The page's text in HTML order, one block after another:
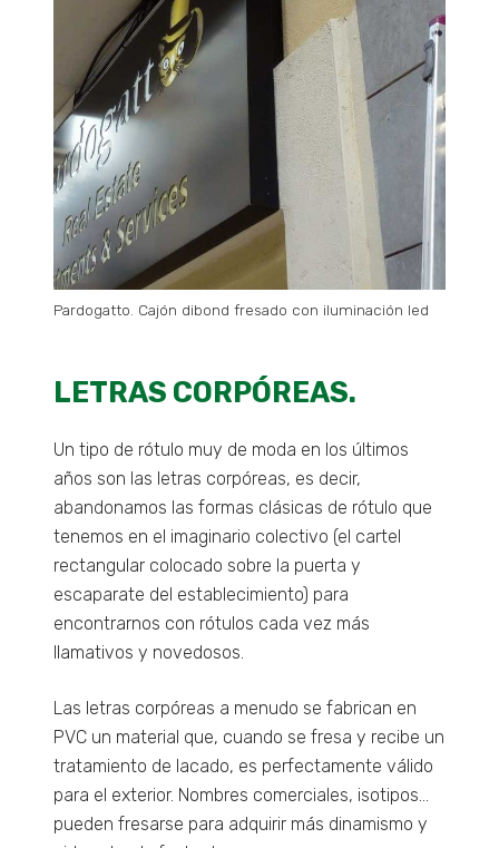
Pardogatto. Cajón dibond fresado con iluminación led
LETRAS CORPÓREAS.
Un tipo de rótulo muy de moda en los últimos
años son las letras corpóreas, es decir,
abandonamos las formas clásicas de rótulo que
tenemos en el imaginario colectivo (el cartel
rectangular colocado sobre la puerta y
escaparate del establecimiento) para
encontrarnos con rótulos cada vez más
llamativos y novedosos.
Las letras corpóreas a menudo se fabrican en
PVC un material que, cuando se fresa y recibe un
tratamiento de lacado, es perfectamente válido
para el exterior. Nombres comerciales, isotipos…
pueden fresarse para adquirir más dinamismo y